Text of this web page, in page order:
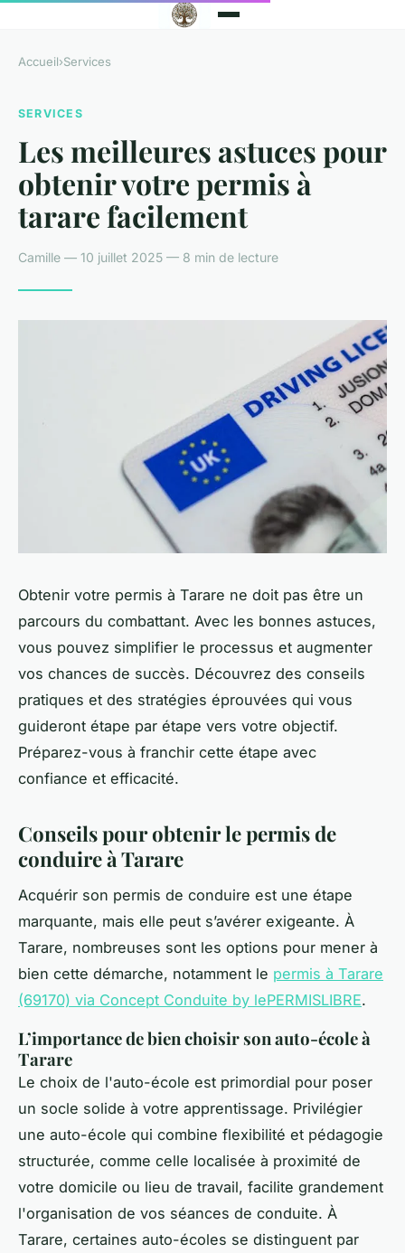
Accueil›Services
SERVICES
Les meilleures astuces pour
obtenir votre permis à
tarare facilement
Camille — 10 juillet 2025 — 8 min de lecture
Obtenir votre permis à Tarare ne doit pas être un
parcours du combattant. Avec les bonnes astuces,
vous pouvez simplifier le processus et augmenter
vos chances de succès. Découvrez des conseils
pratiques et des stratégies éprouvées qui vous
guideront étape par étape vers votre objectif.
Préparez-vous à franchir cette étape avec
confiance et efficacité.
Conseils pour obtenir le permis de
conduire à Tarare
Acquérir son permis de conduire est une étape
marquante, mais elle peut s’avérer exigeante. À
Tarare, nombreuses sont les options pour mener à
bien cette démarche, notamment le permis à Tarare
(69170) via Concept Conduite by lePERMISLIBRE.
L’importance de bien choisir son auto-école à
Tarare
Le choix de l'auto-école est primordial pour poser
un socle solide à votre apprentissage. Privilégier
une auto-école qui combine flexibilité et pédagogie
structurée, comme celle localisée à proximité de
votre domicile ou lieu de travail, facilite grandement
l'organisation de vos séances de conduite. À
Tarare, certaines auto-écoles se distinguent par